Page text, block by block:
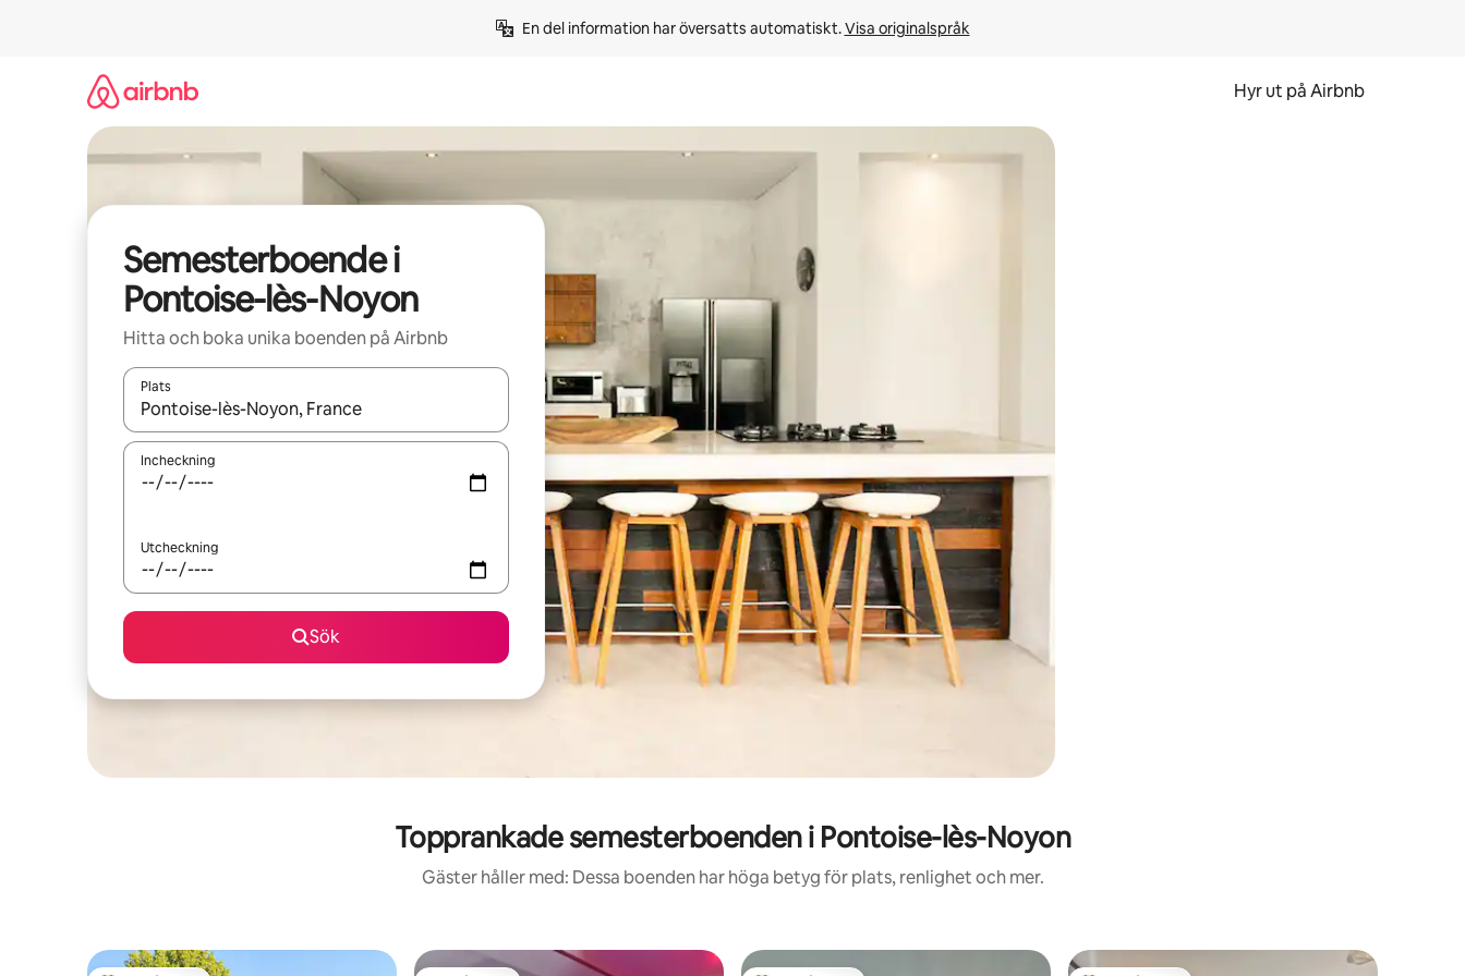
En del information har översatts automatiskt. Visa originalspråk
Hyr ut på Airbnb
Semesterboende i
Pontoise-lès-Noyon
Hitta och boka unika boenden på Airbnb
Plats
När resultaten är tillgängliga kan du navigera med upp- och nedåtpilarna eller utforska genom att trycka eller svepa.
Incheckning
Utcheckning
Sök
Topprankade semesterboenden i Pontoise-lès-Noyon
Gäster håller med: Dessa boenden har höga betyg för plats, renlighet och mer.